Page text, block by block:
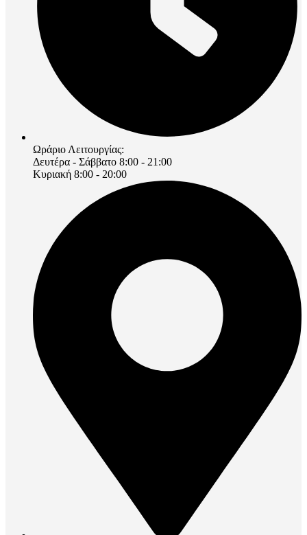
Ωράριο Λειτουργίας:
Δευτέρα - Σάββατο 8:00 - 21:00
Κυριακή 8:00 - 20:00